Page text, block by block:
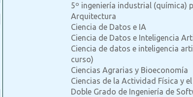
5º ingeniería industrial (química)
Arquitectura
Ciencia de Datos e IA
Ciencia de Datos e Inteligencia
Ciencia de datos e inteligencia
curso)
Ciencias Agrarias y Bioeconomía
Ciencias de la Actividad Física y el
Doble Grado de Ingeniería de